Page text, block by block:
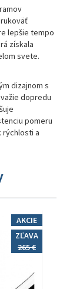
lepšie tempo
získala
svete.
dizajnom s
dopredu
pomeru
rýchlosti a
AKCIE
ZĽAVA
265 €